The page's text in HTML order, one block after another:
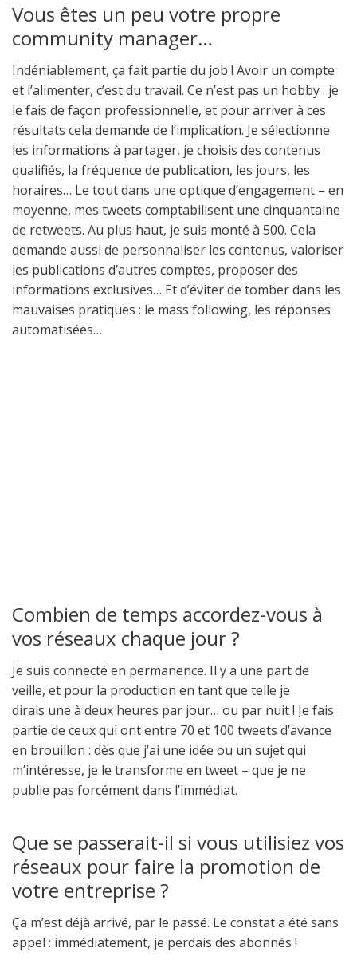
Vous êtes un peu votre propre
community manager…
Indéniablement, ça fait partie du job ! Avoir un compte
et l’alimenter, c’est du travail. Ce n’est pas un hobby : je
le fais de façon professionnelle, et pour arriver à ces
résultats cela demande de l’implication. Je sélectionne
les informations à partager, je choisis des contenus
qualifiés, la fréquence de publication, les jours, les
horaires… Le tout dans une optique d’engagement – en
moyenne, mes tweets comptabilisent une cinquantaine
de retweets. Au plus haut, je suis monté à 500. Cela
demande aussi de personnaliser les contenus, valoriser
les publications d’autres comptes, proposer des
informations exclusives… Et d’éviter de tomber dans les
mauvaises pratiques : le mass following, les réponses
automatisées…
Combien de temps accordez-vous à
vos réseaux chaque jour ?
Je suis connecté en permanence. Il y a une part de
veille, et pour la production en tant que telle je
dirais une à deux heures par jour… ou par nuit ! Je fais
partie de ceux qui ont entre 70 et 100 tweets d’avance
en brouillon : dès que j’ai une idée ou un sujet qui
m’intéresse, je le transforme en tweet – que je ne
publie pas forcément dans l’immédiat.
Que se passerait-il si vous utilisiez vos
réseaux pour faire la promotion de
votre entreprise ?
Ça m’est déjà arrivé, par le passé. Le constat a été sans
appel : immédiatement, je perdais des abonnés !